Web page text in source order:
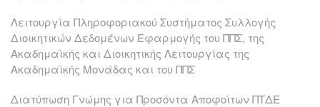
Λειτουργία Πληροφοριακού Συστήματος Συλλογής
Διοικητικών Δεδομένων Εφαρμογής του ΠΠΣ, της
Ακαδημαϊκής και Διοικητικής Λειτουργίας της
Ακαδημαϊκής Μονάδας και του ΠΠΣ
Διατύπωση Γνώμης για Προσόντα Αποφοίτων ΠΤΔΕ